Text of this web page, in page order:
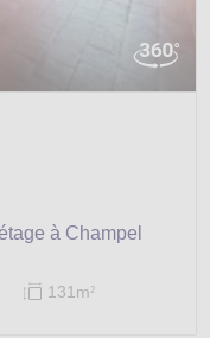
à Champel
131m2